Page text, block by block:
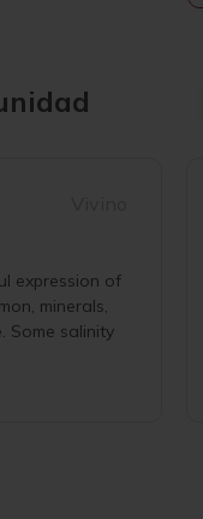
expression of
minerals,
Some salinity